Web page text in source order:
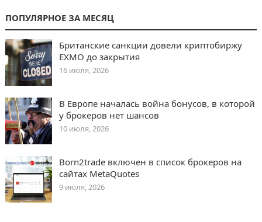
ПОПУЛЯРНОЕ ЗА МЕСЯЦ
Британские санкции довели криптобиржу
EXMO до закрытия
16 июля, 2026
В Европе началась война бонусов, в которой
у брокеров нет шансов
10 июля, 2026
Born2trade включен в список брокеров на
сайтах MetaQuotes
9 июля, 2026